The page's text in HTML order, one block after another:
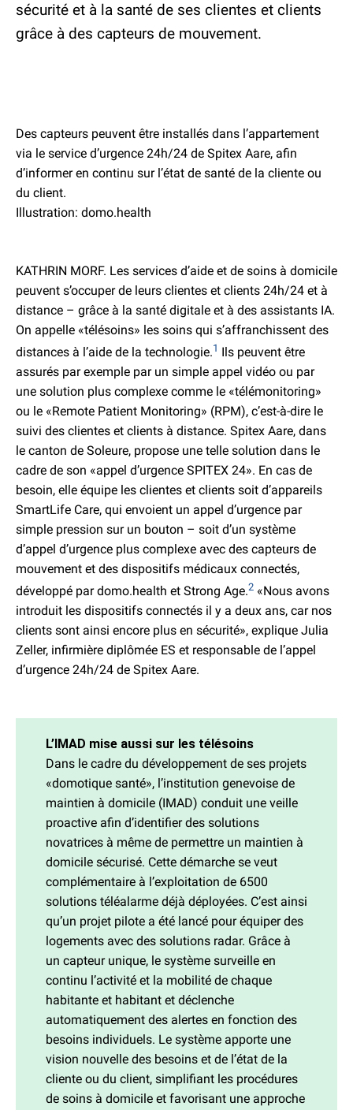
sécurité et à la santé de ses clientes et clients
grâce à des capteurs de mouvement.
Des capteurs peuvent être installés dans l’appartement
via le service d’urgence 24h/24 de Spitex Aare, afin
d’informer en continu sur l’état de santé de la cliente ou
du client.
Illustration: domo.health
KATHRIN MORF. Les services d’aide et de soins à domicile
peuvent s’occuper de leurs clientes et clients 24h/24 et à
distance – grâce à la santé digitale et à des assistants IA.
On appelle «télésoins» les soins qui s’affranchissent des
distances à l’aide de la technologie.1 Ils peuvent être
assurés par exemple par un simple appel vidéo ou par
une solution plus complexe comme le «télémonitoring»
ou le «Remote Patient Monitoring» (RPM), c’est-à-dire le
suivi des clientes et clients à distance. Spitex Aare, dans
le canton de Soleure, propose une telle solution dans le
cadre de son «appel d’urgence SPITEX 24». En cas de
besoin, elle équipe les clientes et clients soit d’appareils
SmartLife Care, qui envoient un appel d’urgence par
simple pression sur un bouton – soit d’un système
d’appel d’urgence plus complexe avec des capteurs de
mouvement et des dispositifs médicaux connectés,
développé par domo.health et Strong Age.2 «Nous avons
introduit les dispositifs connectés il y a deux ans, car nos
clients sont ainsi encore plus en sécurité», explique Julia
Zeller, infirmière diplômée ES et responsable de l’appel
d’urgence 24h/24 de Spitex Aare.
L’IMAD mise aussi sur les télésoins
Dans le cadre du développement de ses projets
«domotique santé», l’institution genevoise de
maintien à domicile (IMAD) conduit une veille
proactive afin d’identifier des solutions
novatrices à même de permettre un maintien à
domicile sécurisé. Cette démarche se veut
complémentaire à l’exploitation de 6500
solutions téléalarme déjà déployées. C’est ainsi
qu’un projet pilote a été lancé pour équiper des
logements avec des solutions radar. Grâce à
un capteur unique, le système surveille en
continu l’activité et la mobilité de chaque
habitante et habitant et déclenche
automatiquement des alertes en fonction des
besoins individuels. Le système ­apporte une
vision nouvelle des besoins et de l’état de la
cliente ou du client, simplifiant les procédures
de soins à domicile et favorisant une approche